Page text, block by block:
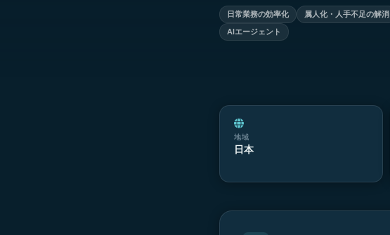
日常業務の効率化 属人化・人手不足の解消
AIエージェント
地域
日本